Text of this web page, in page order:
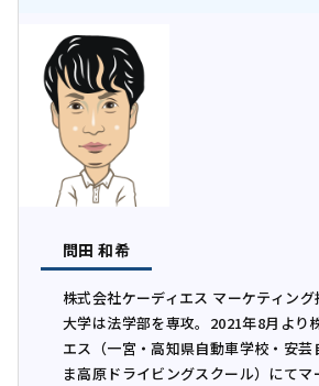
問田 和希
株式会社ケーディエス マーケティング
大学は法学部を専攻。2021年8月より
エス（一宮・高知県自動車学校・安芸
ま高原ドライビングスクール）にてマ